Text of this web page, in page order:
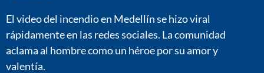
El video del incendio en Medellín se hizo viral
rápidamente en las redes sociales. La comunidad
aclama al hombre como un héroe por su amor y
valentía.